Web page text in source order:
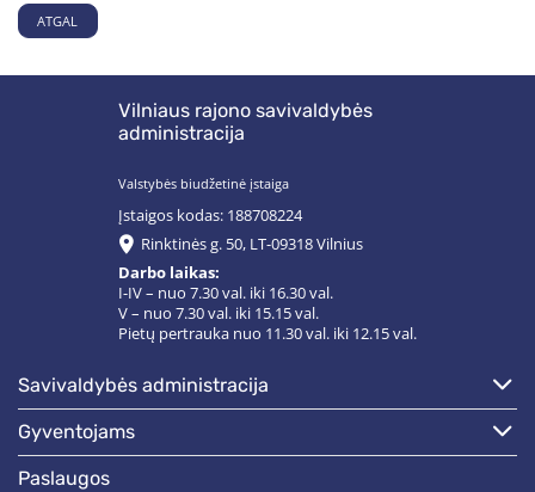
ATGAL
Vilniaus rajono savivaldybės
administracija
Valstybės biudžetinė įstaiga
Įstaigos kodas: 188708224
Rinktinės g. 50, LT-09318 Vilnius
Darbo laikas:
I-IV – nuo 7.30 val. iki 16.30 val.
V – nuo 7.30 val. iki 15.15 val.
Pietų pertrauka nuo 11.30 val. iki 12.15 val.
savivaldybės administracija
gyventojams
paslaugos